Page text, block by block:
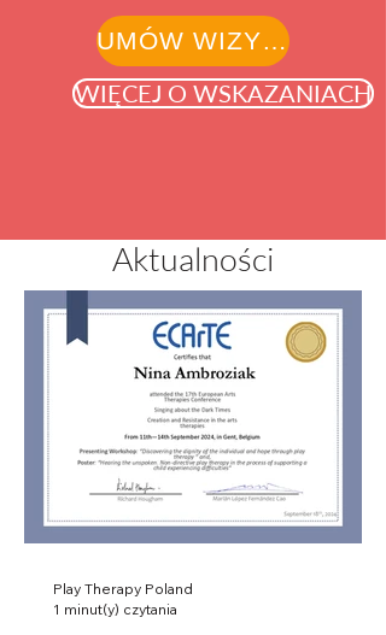
UMÓW WIZYTĘ
WIĘCEJ O WSKAZANIACH
Aktualności
Play Therapy Poland
1 minut(y) czytania